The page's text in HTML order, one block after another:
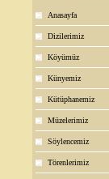
Anasayfa
Dizilerimiz
Köyümüz
Künyemiz
Kütüphanemiz
Müzelerimiz
Söylencemiz
Törenlerimiz